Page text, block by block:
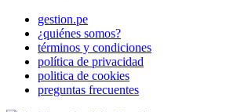
gestion.pe
¿quiénes somos?
términos y condiciones
política de privacidad
politica de cookies
preguntas frecuentes